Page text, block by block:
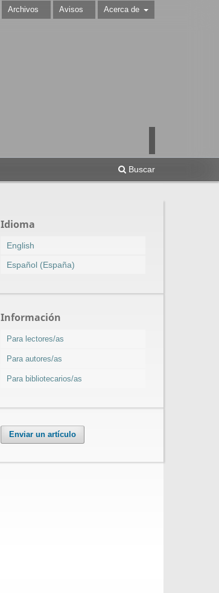
Buscar
Archivos Avisos Acerca de
Idioma
English
Español (España)
Información
Para lectores/as
Para autores/as
Para bibliotecarios/as
Enviar un artículo